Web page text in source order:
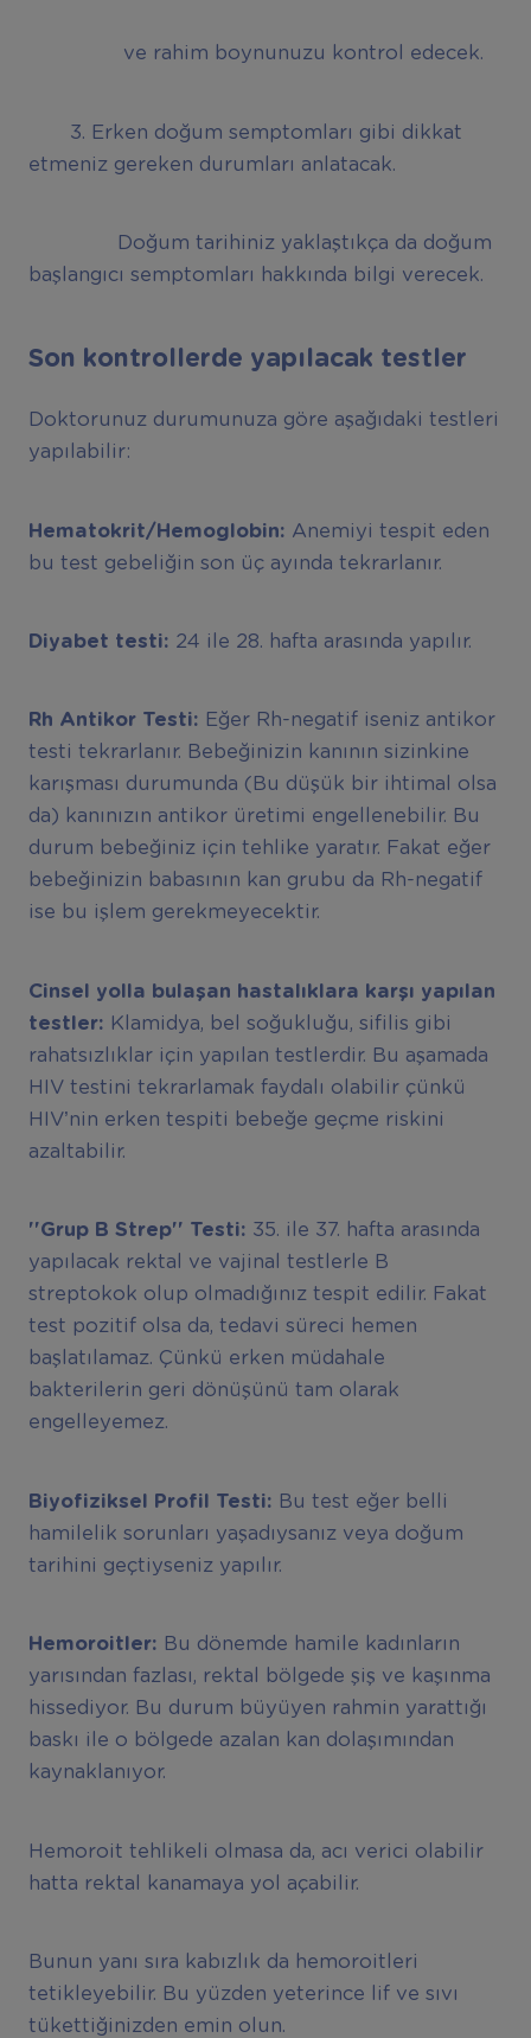
ve rahim boynunuzu kontrol edecek.
3. Erken doğum semptomları gibi dikkat
etmeniz gereken durumları anlatacak.
Doğum tarihiniz yaklaştıkça da doğum
başlangıcı semptomları hakkında bilgi verecek.
Son kontrollerde yapılacak testler
Doktorunuz durumunuza göre aşağıdaki testleri
yapılabilir:
Hematokrit/Hemoglobin: Anemiyi tespit eden
bu test gebeliğin son üç ayında tekrarlanır.
Diyabet testi: 24 ile 28. hafta arasında yapılır.
Rh Antikor Testi: Eğer Rh-negatif iseniz antikor
testi tekrarlanır. Bebeğinizin kanının sizinkine
karışması durumunda (Bu düşük bir ihtimal olsa
da) kanınızın antikor üretimi engellenebilir. Bu
durum bebeğiniz için tehlike yaratır. Fakat eğer
bebeğinizin babasının kan grubu da Rh-negatif
ise bu işlem gerekmeyecektir.
Cinsel yolla bulaşan hastalıklara karşı yapılan
testler: Klamidya, bel soğukluğu, sifilis gibi
rahatsızlıklar için yapılan testlerdir. Bu aşamada
HIV testini tekrarlamak faydalı olabilir çünkü
HIV’nin erken tespiti bebeğe geçme riskini
azaltabilir.
''Grup B Strep'' Testi: 35. ile 37. hafta arasında
yapılacak rektal ve vajinal testlerle B
streptokok olup olmadığınız tespit edilir. Fakat
test pozitif olsa da, tedavi süreci hemen
başlatılamaz. Çünkü erken müdahale
bakterilerin geri dönüşünü tam olarak
engelleyemez.
Biyofiziksel Profil Testi: Bu test eğer belli
hamilelik sorunları yaşadıysanız veya doğum
tarihini geçtiyseniz yapılır.
Hemoroitler: Bu dönemde hamile kadınların
yarısından fazlası, rektal bölgede şiş ve kaşınma
hissediyor. Bu durum büyüyen rahmin yarattığı
baskı ile o bölgede azalan kan dolaşımından
kaynaklanıyor.
Hemoroit tehlikeli olmasa da, acı verici olabilir
hatta rektal kanamaya yol açabilir.
Bunun yanı sıra kabızlık da hemoroitleri
tetikleyebilir. Bu yüzden yeterince lif ve sıvı
tükettiğinizden emin olun.